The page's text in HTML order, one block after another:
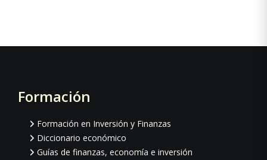
Footer
Formación
Formación en Inversión y Finanzas
Diccionario económico
Guías de finanzas, economía e inversión